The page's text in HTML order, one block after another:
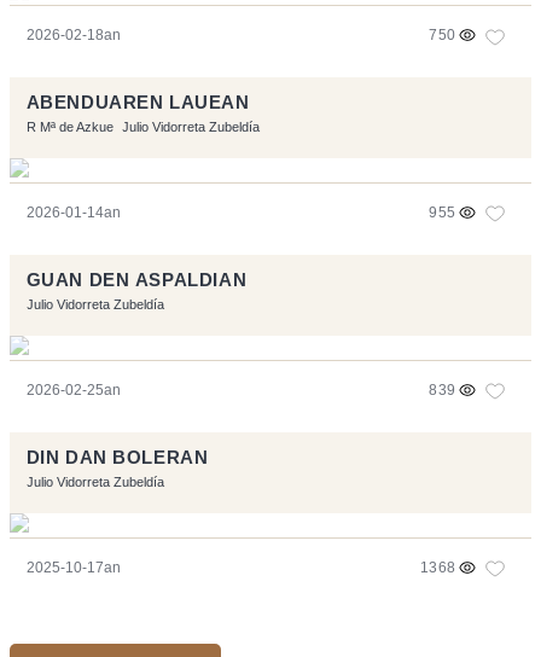
2026-02-18an 750
ABENDUAREN LAUEAN
R Mª de Azkue Julio Vidorreta Zubeldía
2026-01-14an 955
GUAN DEN ASPALDIAN
Julio Vidorreta Zubeldía
2026-02-25an 839
DIN DAN BOLERAN
Julio Vidorreta Zubeldía
2025-10-17an 1368